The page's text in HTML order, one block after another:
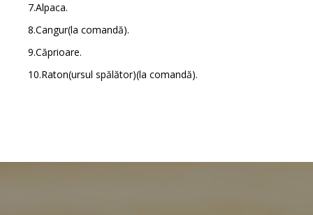
7.Alpaca.
8.Cangur(la comandă).
9.Căprioare.
10.Raton(ursul spălător)(la comandă).